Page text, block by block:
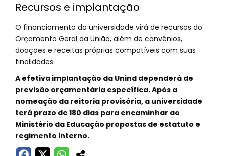
Recursos e implantação
O financiamento da universidade virá de recursos do
Orçamento Geral da União, além de convênios,
doações e receitas próprias compatíveis com suas
finalidades.
A efetiva implantação da Unind dependerá de
previsão orçamentária específica. Após a
nomeação da reitoria provisória, a universidade
terá prazo de 180 dias para encaminhar ao
Ministério da Educação propostas de estatuto e
regimento interno.